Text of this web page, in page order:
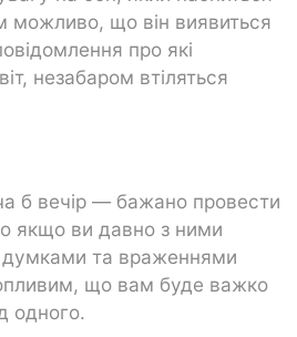
можливо, що він виявиться
про які
незабаром втіляться
б вечір — бажано провести
якщо ви давно з ними
думками та враженнями
що вам буде важко
одного.